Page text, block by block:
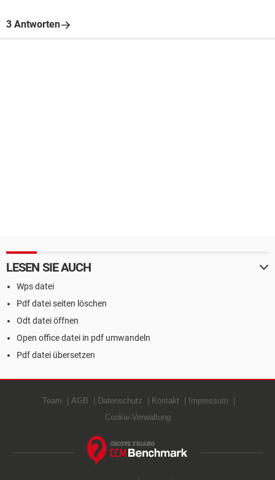
3 Antworten
LESEN SIE AUCH
Wps datei
Pdf datei seiten löschen
Odt datei öffnen
Open office datei in pdf umwandeln
Pdf datei übersetzen
Team AGB Datenschutz Kontakt
Impressum
Cookie-Verwaltung